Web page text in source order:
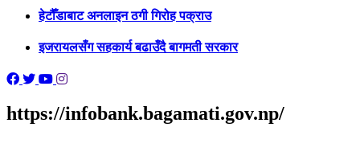
हेटौँडाबाट अनलाइन ठगी गिरोह पक्राउ
इजरायलसँग सहकार्य बढाउँदै बागमती सरकार
https://infobank.bagamati.gov.np/